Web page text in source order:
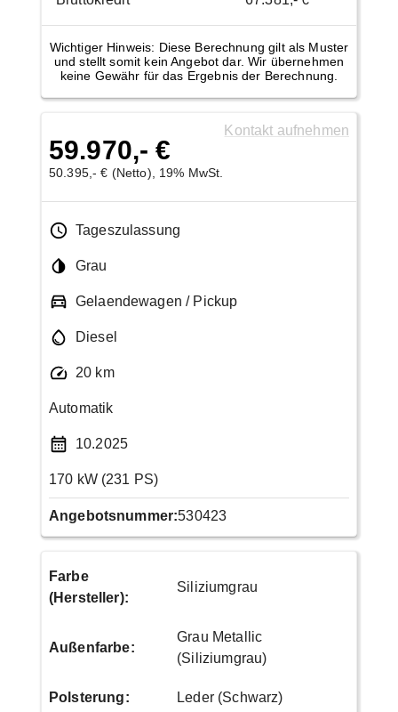
Wichtiger Hinweis: Diese Berechnung gilt als Muster
und stellt somit kein Angebot dar. Wir übernehmen
keine Gewähr für das Ergebnis der Berechnung.
59.970,- €
50.395,- € (Netto), 19% MwSt.
Kontakt aufnehmen
Tageszulassung
Grau
Gelaendewagen / Pickup
Diesel
20 km
Automatik
10.2025
170 kW (231 PS)
Angebotsnummer:530423
Farbe
(Hersteller):
Siliziumgrau
Außenfarbe:
Grau Metallic
(Siliziumgrau)
Polsterung: Leder (Schwarz)